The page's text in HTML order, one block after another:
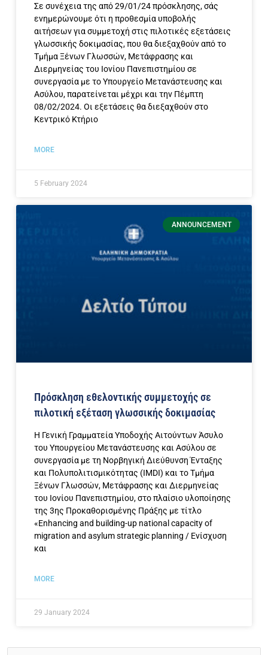
Σε συνέχεια της από 29/01/24 πρόσκλησης, σάς
ενημερώνουμε ότι η προθεσμία υποβολής
αιτήσεων για συμμετοχή στις πιλοτικές εξετάσεις
γλωσσικής δοκιμασίας, που θα διεξαχθούν από το
Τμήμα Ξένων Γλωσσών, Μετάφρασης και
Διερμηνείας του Ιονίου Πανεπιστημίου σε
συνεργασία με το Υπουργείο Μετανάστευσης και
Ασύλου, παρατείνεται μέχρι και την Πέμπτη
08/02/2024. Οι εξετάσεις θα διεξαχθούν στο
Κεντρικό Κτήριο
MORE
5 February 2024
ANNOUNCEMENT
Πρόσκληση εθελοντικής συμμετοχής σε
πιλοτική εξέταση γλωσσικής δοκιμασίας
Η Γενική Γραμματεία Υποδοχής Αιτούντων Άσυλο
του Υπουργείου Μετανάστευσης και Ασύλου σε
συνεργασία με τη Νορβηγική Διεύθυνση Ένταξης
και Πολυπολιτισμικότητας (IMDI) και το Τμήμα
Ξένων Γλωσσών, Μετάφρασης και Διερμηνείας
του Ιονίου Πανεπιστημίου, στο πλαίσιο υλοποίησης
της 3ης Προκαθορισμένης Πράξης με τίτλο
«Enhancing and building-up national capacity of
migration and asylum strategic planning / Ενίσχυση
και
MORE
29 January 2024